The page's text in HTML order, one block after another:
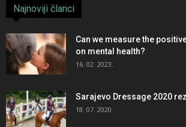
Najnoviji članci
Can we measure the
on mental health?
16. 02. 2023.
Sarajevo Dressage 2020
18. 07. 2020.